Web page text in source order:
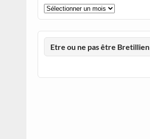
Archives
Etre ou ne pas être Bretillien